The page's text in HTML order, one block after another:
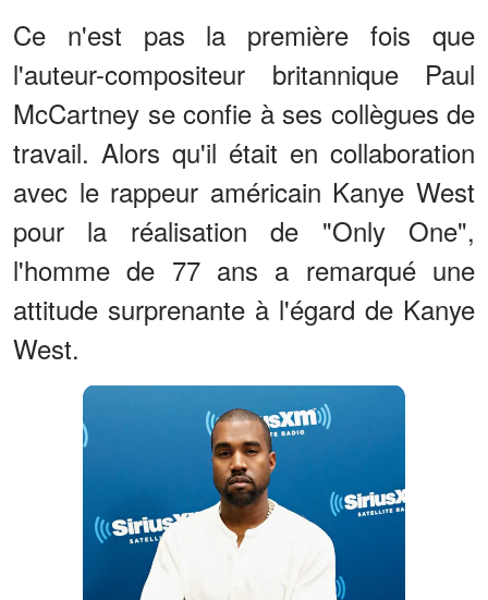
Ce n'est pas la première fois que
l'auteur-compositeur britannique Paul
McCartney se confie à ses collègues de
travail. Alors qu'il était en collaboration
avec le rappeur américain Kanye West
pour la réalisation de "Only One",
l'homme de 77 ans a remarqué une
attitude surprenante à l'égard de Kanye
West.